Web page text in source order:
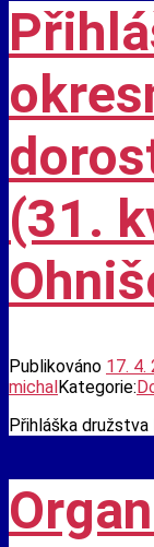
(31.
Publikováno 17. 4.
michalKategorie:
Přihláška